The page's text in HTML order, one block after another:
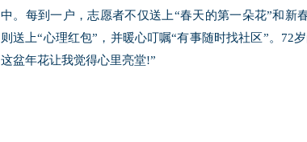
中。每到一户，志愿者不仅送上“春天的第一朵花”和新
则送上“心理红包”，并暖心叮嘱“有事随时找社区”。72
这盆年花让我觉得心里亮堂!”